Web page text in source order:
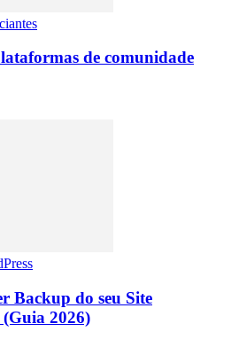
de comunidade
Backup do seu Site
2026)